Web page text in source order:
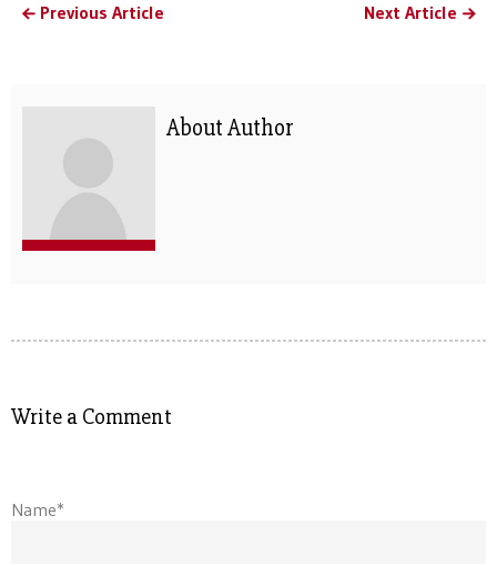
Previous Article Next Article
About Author
Write a Comment
Name*